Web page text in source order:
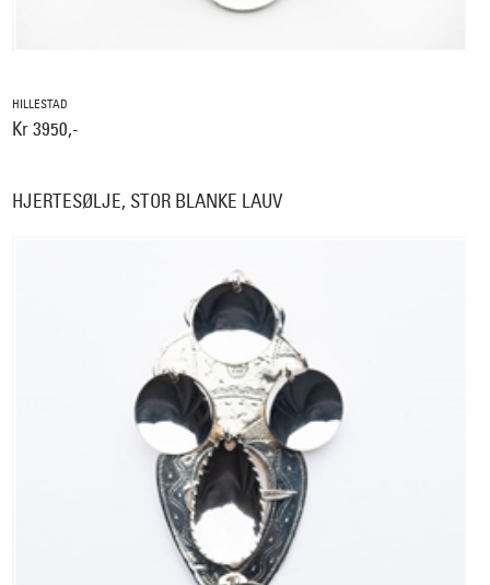
HILLESTAD
Kr 3950,-
HJERTESØLJE, STOR BLANKE LAUV